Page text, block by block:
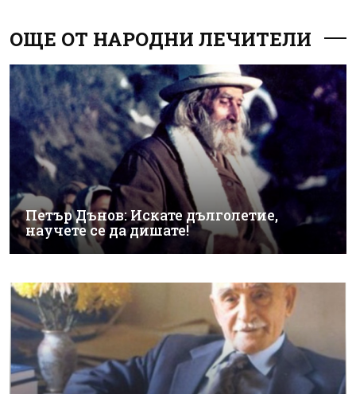
ОЩЕ ОТ НАРОДНИ ЛЕЧИТЕЛИ
Петър Дънов: Искате дълголетие,
научете се да дишате!